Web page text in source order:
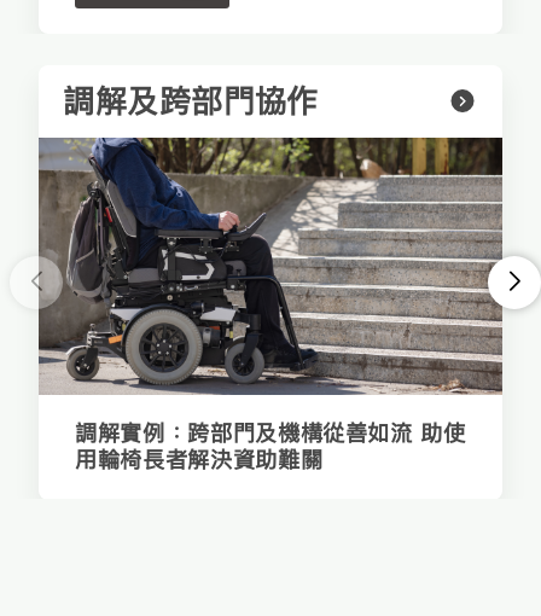
調解及跨部門協作
調解實例：跨部門及機構從善如流 助使
用輪椅長者解決資助難關
>